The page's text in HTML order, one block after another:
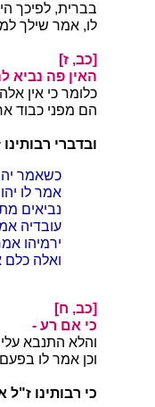
בברית, לפיכך
לו, אמר שילך
[כב, ז]
האין פה נביא
כלומר כי אין
הם מפני כבוד
ובדברי
כשאמר
אמר לו
נביאים
עובדיה
ירמיהו
ואלה
[כב, ח]
כי אם רע -
והלא התנבא
וכן אמר לו
כי רבותינו ז"ל